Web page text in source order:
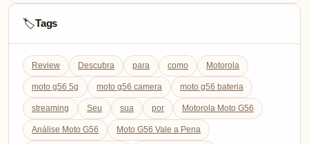
🏷️Tags
Review Descubra para como Motorola
moto g56 5g moto g56 camera moto g56 bateria
streaming Seu sua por Motorola Moto G56
Análise Moto G56 Moto G56 Vale a Pena